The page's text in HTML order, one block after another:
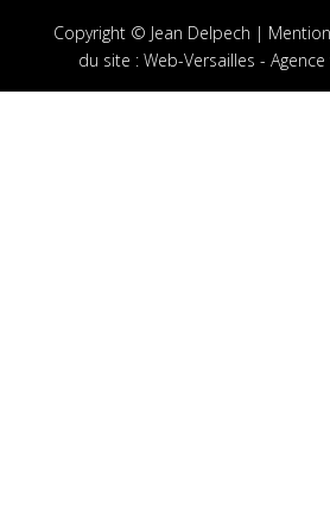
Copyright © Jean Delpech |
du site :Web-Versailles -